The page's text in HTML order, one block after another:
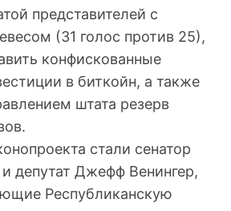
представителей с
(31 голос против 25),
конфискованные
в биткойн, а также
штата резерв
стали сенатор
депутат Джефф Венингер,
Республиканскую